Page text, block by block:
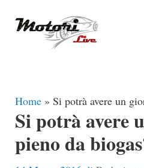
Home » Si potrà avere un
Si potrà avere
pieno da